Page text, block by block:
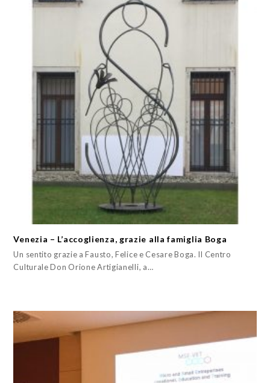
Venezia – L’accoglienza, grazie alla famiglia Boga
Un sentito grazie a Fausto, Felice e Cesare Boga. Il Centro
Culturale Don Orione Artigianelli, a…